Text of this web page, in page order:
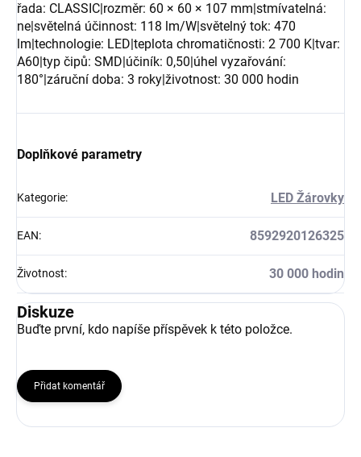
řada: CLASSIC|rozměr: 60 × 60 × 107 mm|stmívatelná:
ne|světelná účinnost: 118 lm/W|světelný tok: 470
lm|technologie: LED|teplota chromatičnosti: 2 700 K|tvar:
A60|typ čipů: SMD|účiník: 0,50|úhel vyzařování:
180°|záruční doba: 3 roky|životnost: 30 000 hodin
Doplňkové parametry
Kategorie: LED Žárovky
EAN: 8592920126325
Životnost: 30 000 hodin
Diskuze
Buďte první, kdo napíše příspěvek k této položce.
Přidat komentář